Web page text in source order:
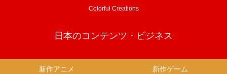
Colorful Creations
日本のコンテンツ・ビジネス
新作アニメ 新作ゲーム